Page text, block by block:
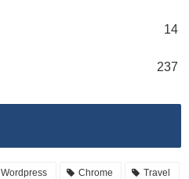
14
237
Wordpress Chrome Travel